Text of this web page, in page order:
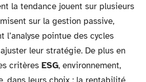
la tendance jouent sur plusieurs
sur la gestion passive,
l’analyse pointue des cycles
leur stratégie. De plus en
critères ESG, environnement,